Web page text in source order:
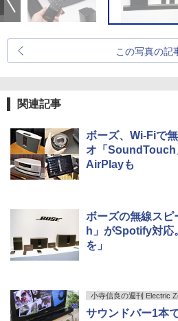
この写真の記
関連記事
ボーズ、Wi-Fiで
オ「SoundTouch
AirPlayも
ボーズの無線ス
h」がSpotify対応
を」
小寺信良の週刊 Electric
サウンドバー1本